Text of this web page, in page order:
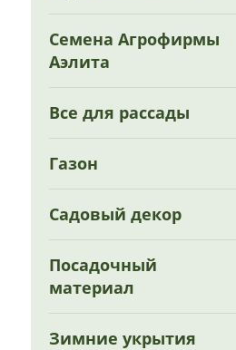
Семена Агрофирмы
Аэлита
Все для рассады
Газон
Садовый декор
Посадочный
материал
Зимние укрытия